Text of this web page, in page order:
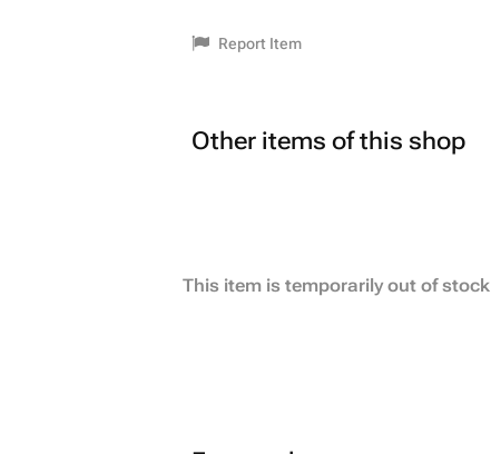
Report Item
Other items of this shop
This item is temporarily out of stock